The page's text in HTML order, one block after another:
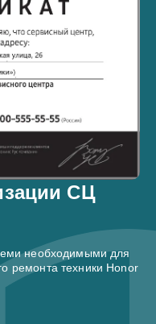
СЦ
необходимыми для
ремонта техники Honor